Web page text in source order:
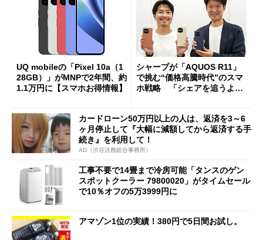
UQ mobileの「Pixel 10a（1
28GB）」がMNPで2年間、約
1.1万円に【スマホお得情報】
シャープが「AQUOS R11」
で挑む“価格高騰時代”のスマ
ホ戦略 「シェアを追うより
カードローン50万円以上の人は、返済を3～6
ヶ月停止して『大幅に減額してから返済する手
続き』を利用して！
AD（渋谷法務総合事務所）
工事不要で14畳まで冷房可能「タンスのゲン
スポットクーラー 79800020」がタイムセール
で10％オフの5万3999円に
アマゾン1位の実績！380円で5日間お試し。